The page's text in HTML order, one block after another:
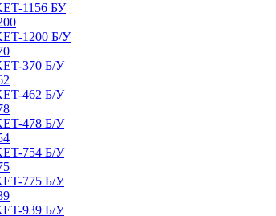
1156 БУ
1200 Б/У
370 Б/У
462 Б/У
478 Б/У
754 Б/У
775 Б/У
939 Б/У